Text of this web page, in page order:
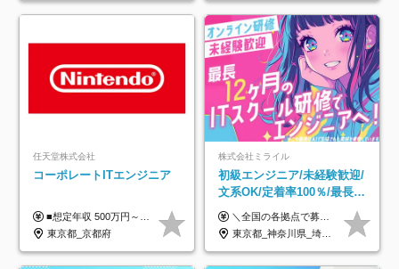
任天堂株式会社
コーポレートITエンジニア
■想定年収 500万円～900万円 月給制 月給278,000円～ ※残業が発生した場合、残業代を別途全額支給します ※試用期間2ヶ月あり(待遇や給与に差異はありません)
東京都_京都府
株式会社ミライル
初級エンジニア/未経験歓迎/
文系OK/定着率100％/最長1
年の自社ITスクール研修あ
り/年休130日
＼全国の各拠点で募集中！／ 給与は以下の通り、勤務地により異なります。 札幌：月給23万円～27万円 仙台：月給22万円～26万円 新潟：月給22万円～26万円 東京：月給26万円～30万円 大阪：月給24万円～29万円 福岡：月給23.5万円～27万円 沖縄：月給21万円～26万円 ◎給与は知識や経験を考慮して決定します。 ◎残業は別途全額支給します。 ◎試用期間12カ月あり（給与は以下の通りです。その他条件に変更はありません） （試用期間の給与） 札幌：月給18.6万円～ 仙台：月給19万円～ 新潟：月給18万円～ 東京：月給22万円～ 大阪：月給20.8万円～ 福岡：月給19万円～ 沖縄：月給18万円～
東京都_神奈川県_埼玉県_千葉県_大阪府_愛知県_北海道_青森県_岩手県_宮城県_秋田県_山形県_福島県_茨城県_栃木県_群馬県_新潟県_山梨県_長野県_富山県_石川県_福井県_静岡県_岐阜県_三重県_兵庫県_京都府_滋賀県_奈良県_和歌山県_広島県_岡山県_鳥取県_島根県_山口県_徳島県_香川県_愛媛県_高知県_福岡県_熊本県_佐賀県_長崎県_大分県_宮崎県_鹿児島県_沖縄県